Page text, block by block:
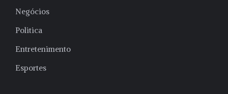
Negócios
Politica
Entretenimento
Esportes